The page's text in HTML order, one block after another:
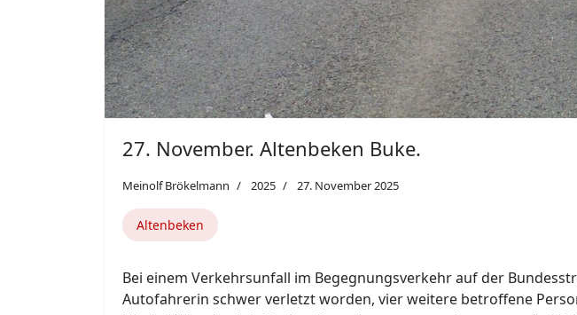
25. November. Paderborn.
Meinolf Brökelmann 2025 25. November 2025
Mitten in der dritten Stunde am Dienstagmorgen löste die
Brandmeldeanlage der Grundschule Heinrich (früher:
Grundschulverbund Bonhoeffer-Heinrich) an der Memelstraße im
Weiterlesen: 25. November. Paderborn.